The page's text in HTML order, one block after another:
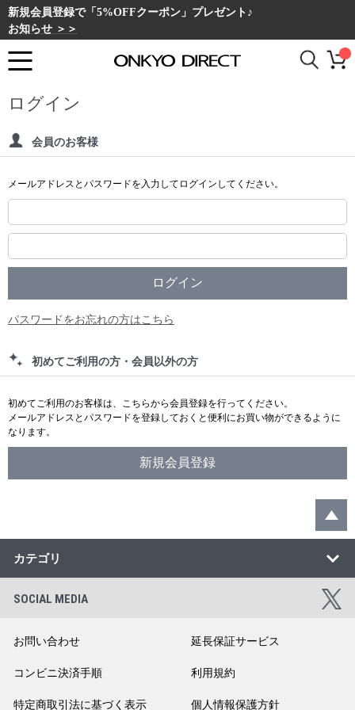
新規会員登録で「5%OFFクーポン」プレゼント♪
お知らせ ＞＞
ログイン
会員のお客様
メールアドレスとパスワードを入力してログインしてください。
パスワードをお忘れの方はこちら
初めてご利用の方・会員以外の方
初めてご利用のお客様は、こちらから会員登録を行ってください。
メールアドレスとパスワードを登録しておくと便利にお買い物ができるように
なります。
カテゴリ
SOCIAL MEDIA
お問い合わせ 延長保証サービス
コンビニ決済手順 利用規約
特定商取引法に基づく表示 個人情報保護方針